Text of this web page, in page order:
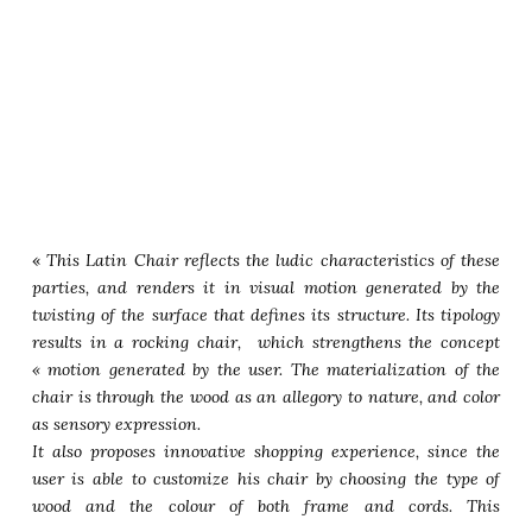
«This Latin Chair reflects the ludic characteristics of these
parties, and renders it in visual motion generated by the
twisting of the surface that defines its structure. Its tipology
results in a rocking chair, which strengthens the concept
« motion generated by the user. The materialization of the
chair is through the wood as an allegory to nature, and color
as sensory expression.
It also proposes innovative shopping experience, since the
user is able to customize his chair by choosing the type of
wood and the colour of both frame and cords. This